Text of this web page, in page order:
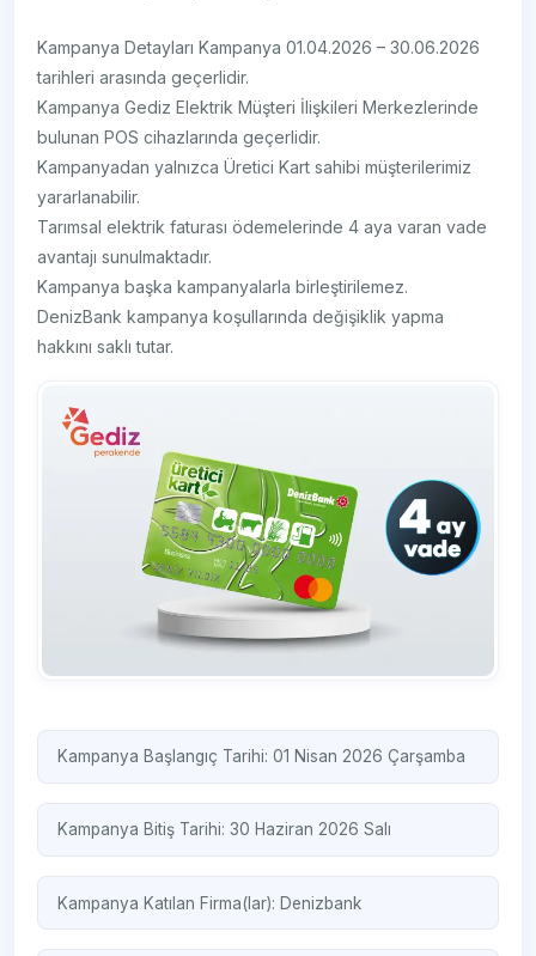
Kampanya Detayları Kampanya 01.04.2026 – 30.06.2026
tarihleri arasında geçerlidir.
Kampanya Gediz Elektrik Müşteri İlişkileri Merkezlerinde
bulunan POS cihazlarında geçerlidir.
Kampanyadan yalnızca Üretici Kart sahibi müşterilerimiz
yararlanabilir.
Tarımsal elektrik faturası ödemelerinde 4 aya varan vade
avantajı sunulmaktadır.
Kampanya başka kampanyalarla birleştirilemez.
DenizBank kampanya koşullarında değişiklik yapma
hakkını saklı tutar.
Kampanya Başlangıç Tarihi: 01 Nisan 2026 Çarşamba
Kampanya Bitiş Tarihi: 30 Haziran 2026 Salı
Kampanya Katılan Firma(lar): Denizbank